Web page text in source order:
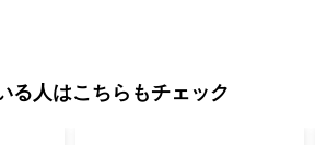
る人はこちらもチェック